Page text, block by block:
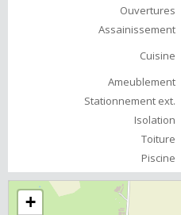
Ouvertures
Assainissement
Cuisine
Ameublement
Stationnement ext.
Isolation
Toiture
Piscine
+